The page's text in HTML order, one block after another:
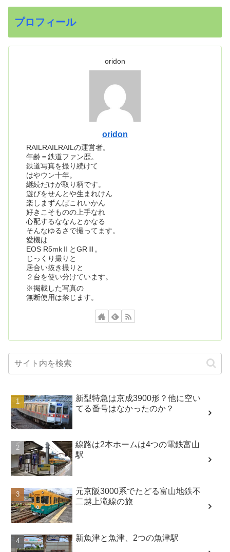
プロフィール
oridon
oridon
RAILRAILRAILの運営者。
年齢＝鉄道ファン歴。
鉄道写真を撮り続けて
はやウン十年。
継続だけが取り柄です。
遊びをせんとや生まれけん
楽しまずんばこれいかん
好きこそものの上手なれ
心配するななんとかなる
そんなゆるさで撮ってます。
愛機は
EOS R5mkⅡとGRⅢ。
じっくり撮りと
居合い抜き撮りと
２台を使い分けています。
※掲載した写真の
無断使用は禁じます。
新型特急は京成3900形？他に空い
てる番号はなかったのか？
線路は2本ホームは4つの電鉄富山
駅
元京阪3000系でたどる富山地鉄不
二越上滝線の旅
新魚津と魚津、2つの魚津駅